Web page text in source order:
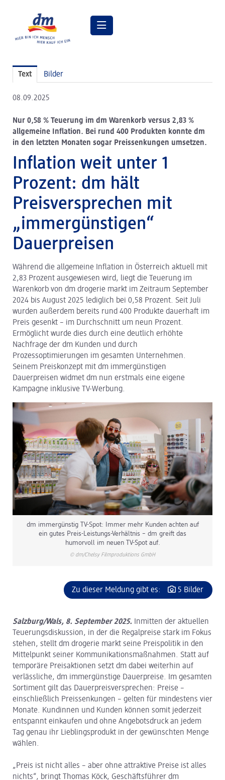
Pressebilder
dm Geschäftsführung
dm Markt
dm friseurstudio
dm kosmetikstudio
Verantwortung
Lehre bei dm
Arbeiten bei dm
dm Logistik
dm Online Shop
PAYBACK
Über dm
Pressekontakt
ACTIVE BEAUTY
Text Bilder
08.09.2025
Nur 0,58 % Teuerung im dm Warenkorb versus 2,83 %
allgemeine Inflation. Bei rund 400 Produkten konnte dm
in den letzten Monaten sogar Preissenkungen umsetzen.
Inflation weit unter 1
Prozent: dm hält
Preisversprechen mit
„immergünstigen“
Dauerpreisen
Während die allgemeine Inflation in Österreich aktuell mit
2,83 Prozent ausgewiesen wird, liegt die Teuerung im
Warenkorb von dm drogerie markt im Zeitraum September
2024 bis August 2025 lediglich bei 0,58 Prozent. Seit Juli
wurden außerdem bereits rund 400 Produkte dauerhaft im
Preis gesenkt – im Durchschnitt um neun Prozent.
Ermöglicht wurde dies durch eine deutlich erhöhte
Nachfrage der dm Kunden und durch
Prozessoptimierungen im gesamten Unternehmen.
Seinem Preiskonzept mit dm immergünstigen
Dauerpreisen widmet dm nun erstmals eine eigene
Kampagne inklusive TV-Werbung.
dm immergünstig TV-Spot: Immer mehr Kunden achten auf
ein gutes Preis-Leistungs-Verhältnis – dm greift das
humorvoll im neuen TV-Spot auf.
© dm/Chelsy Filmproduktions GmbH
Zu dieser Meldung gibt es: 5 Bilder
Salzburg/Wals, 8. September 2025.
Inmitten der aktuellen
Teuerungsdiskussion, in der die Regalpreise stark im Fokus
stehen, stellt dm drogerie markt seine Preispolitik in den
Mittelpunkt seiner Kommunikationsmaßnahmen. Statt auf
temporäre Preisaktionen setzt dm dabei weiterhin auf
verlässliche, dm immergünstige Dauerpreise. Im gesamten
Sortiment gilt das Dauerpreisversprechen: Preise –
einschließlich Preissenkungen – gelten für mindestens vier
Monate. Kundinnen und Kunden können somit jederzeit
entspannt einkaufen und ohne Angebotsdruck an jedem
Tag genau ihr Lieblingsprodukt in der gewünschten Menge
wählen.
„Preis ist nicht alles – aber ohne attraktive Preise ist alles
nichts“, bringt Thomas Köck, Geschäftsführer dm